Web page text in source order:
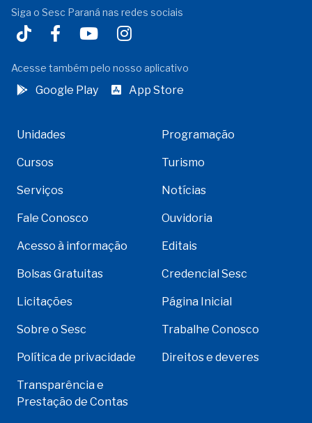
Siga o Sesc Paraná nas redes sociais
Acesse também pelo nosso aplicativo
Google Play App Store
Unidades Programação
Cursos Turismo
Serviços Notícias
Fale Conosco Ouvidoria
Acesso à informação Editais
Bolsas Gratuitas Credencial Sesc
Licitações Página Inicial
Sobre o Sesc Trabalhe Conosco
Política de privacidade Direitos e deveres
Transparência e
Prestação de Contas